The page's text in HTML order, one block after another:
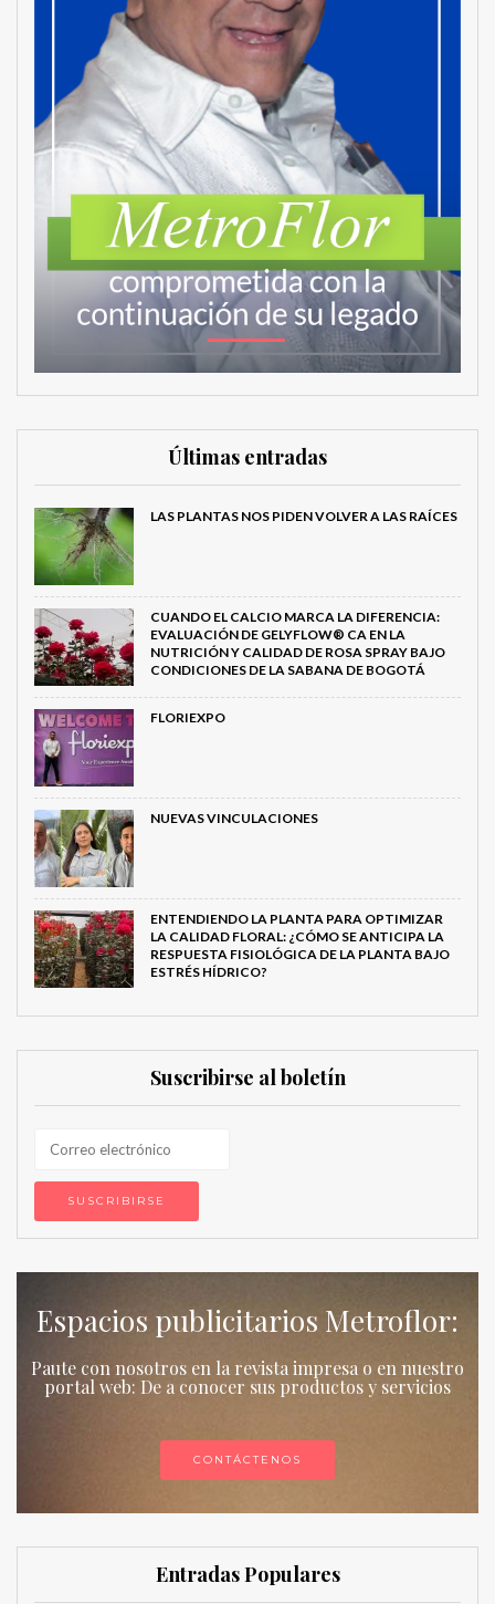
Últimas entradas
LAS PLANTAS NOS PIDEN VOLVER A LAS RAÍCES
CUANDO EL CALCIO MARCA LA DIFERENCIA:
EVALUACIÓN DE GELYFLOW® CA EN LA
NUTRICIÓN Y CALIDAD DE ROSA SPRAY BAJO
CONDICIONES DE LA SABANA DE BOGOTÁ
FLORIEXPO
NUEVAS VINCULACIONES
ENTENDIENDO LA PLANTA PARA OPTIMIZAR
LA CALIDAD FLORAL: ¿CÓMO SE ANTICIPA LA
RESPUESTA FISIOLÓGICA DE LA PLANTA BAJO
ESTRÉS HÍDRICO?
Suscribirse al boletín
Espacios publicitarios Metroflor:
Paute con nosotros en la revista impresa o en nuestro
portal web: De a conocer sus productos y servicios
CONTÁCTENOS
Entradas Populares